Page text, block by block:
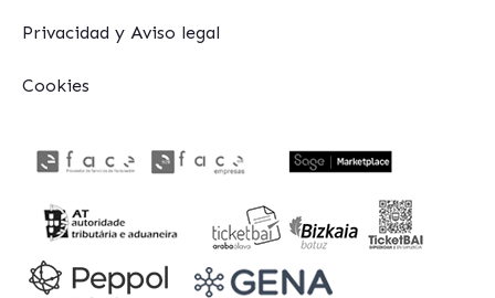
Privacidad y Aviso legal
Cookies